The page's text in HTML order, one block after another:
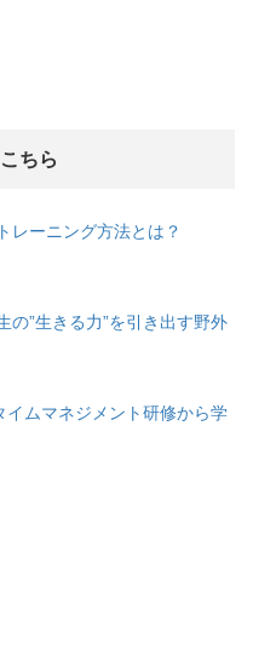
ちら
レーニング方法とは？
の”生きる力”を引き出す野外
ムマネジメント研修から学